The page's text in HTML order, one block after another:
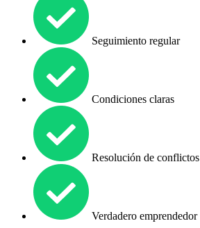
Seguimiento regular
Condiciones claras
Resolución de conflictos
Verdadero emprendedor